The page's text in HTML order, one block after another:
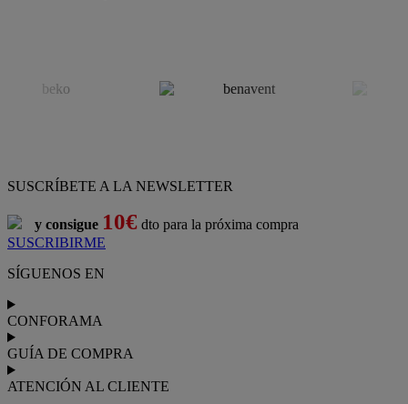
SUSCRÍBETE A LA NEWSLETTER
y consigue 10€ dto para la próxima compra
SUSCRIBIRME
SÍGUENOS EN
CONFORAMA
GUÍA DE COMPRA
ATENCIÓN AL CLIENTE